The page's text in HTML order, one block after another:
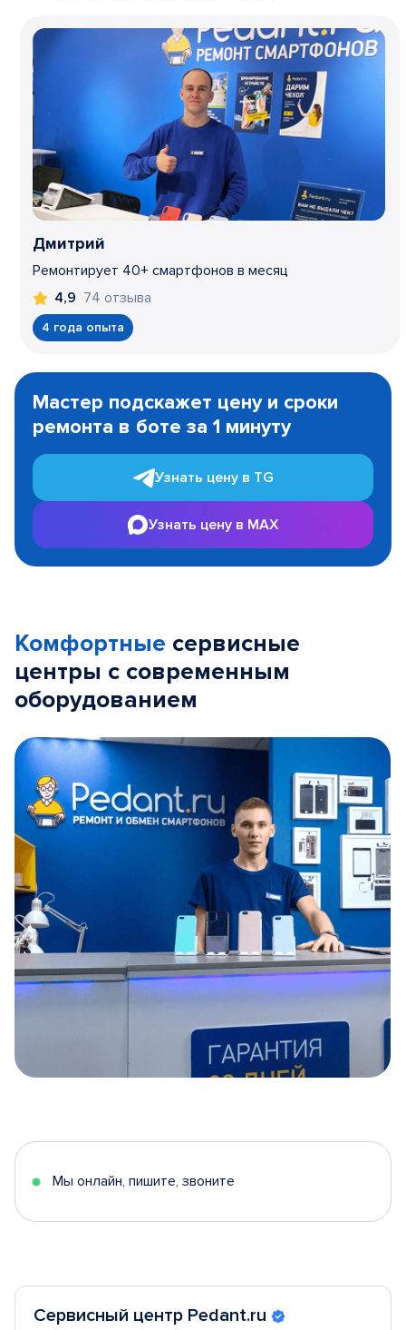
Дмитрий
Ремонтирует 40+ смартфонов в месяц
4,9 74 отзыва
4 года опыта
1
Мастер подскажет цену и сроки
ремонта в боте за 1 минуту
Узнать цену в TG
Узнать цену в MAX
Комфортные сервисные
центры с современным
оборудованием
5
Мы онлайн, пишите, звоните
Сервисный центр Pedant.ru